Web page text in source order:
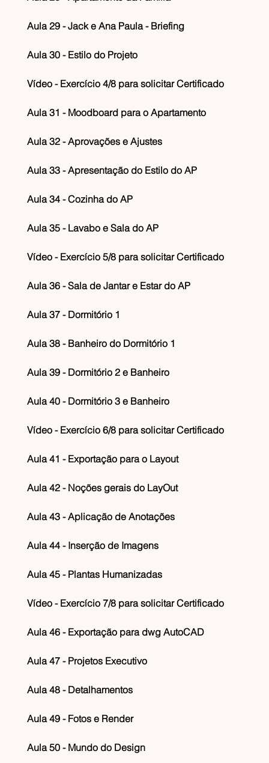
Aula 29 - Jack e Ana Paula - Briefing
Aula 30 - Estilo do Projeto
Vídeo - Exercício 4/8 para solicitar Certificado
Aula 31 - Moodboard para o Apartamento
Aula 32 - Aprovações e Ajustes
Aula 33 - Apresentação do Estilo do AP
Aula 34 - Cozinha do AP
Aula 35 - Lavabo e Sala do AP
Vídeo - Exercício 5/8 para solicitar Certificado
Aula 36 - Sala de Jantar e Estar do AP
Aula 37 - Dormitório 1
Aula 38 - Banheiro do Dormitório 1
Aula 39 - Dormitório 2 e Banheiro
Aula 40 - Dormitório 3 e Banheiro
Vídeo - Exercício 6/8 para solicitar Certificado
Aula 41 - Exportação para o Layout
Aula 42 - Noções gerais do LayOut
Aula 43 - Aplicação de Anotações
Aula 44 - Inserção de Imagens
Aula 45 - Plantas Humanizadas
Vídeo - Exercício 7/8 para solicitar Certificado
Aula 46 - Exportação para dwg AutoCAD
Aula 47 - Projetos Executivo
Aula 48 - Detalhamentos
Aula 49 - Fotos e Render
Aula 50 - Mundo do Design